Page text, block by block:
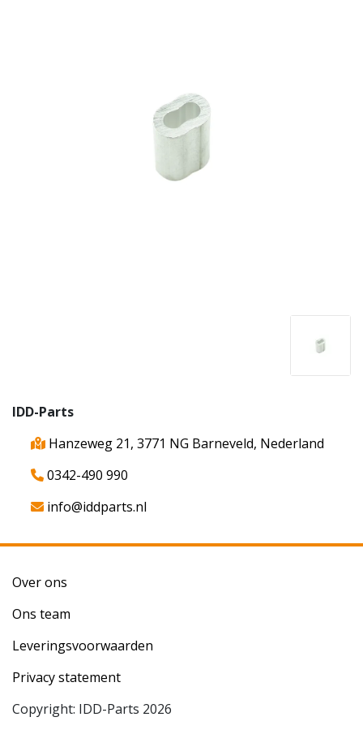
IDD-Parts
Hanzeweg 21, 3771 NG Barneveld, Nederland
0342-490 990
info@iddparts.nl
Over ons
Ons team
Leveringsvoorwaarden
Privacy statement
Copyright: IDD-Parts 2026